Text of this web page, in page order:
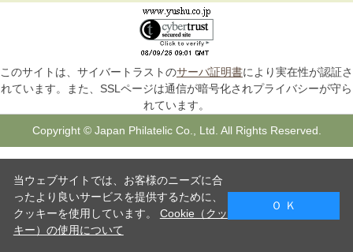
このサイトは、サイバートラストのサーバ証明書により実在性が認証さ
れています。また、SSLページは通信が暗号化されプライバシーが守ら
れています。
Copyright © Japan Philatelic Co., Ltd. All Rights Reserved.
当ウェブサイトでは、お客様のニーズに合
ったより良いサービスを提供するために、
クッキーを使用しています。 Cookie（クッ
キー）の使用について
Ｏ Ｋ